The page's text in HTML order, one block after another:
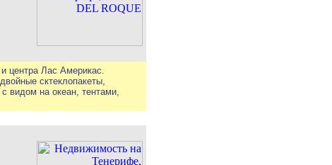
центра Лас Америкас.
сктеклопакеты,
видом на океан, тентами,